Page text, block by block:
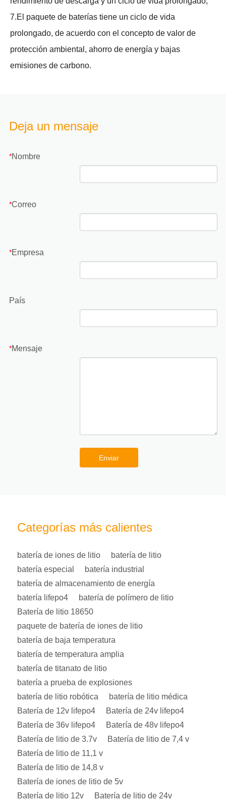
7.El paquete de baterías tiene un ciclo de vida
prolongado, de acuerdo con el concepto de valor de
protección ambiental, ahorro de energía y bajas
emisiones de carbono.
Deja un mensaje
*Nombre
*Correo
*Empresa
País
*Mensaje
Enviar
Categorías más calientes
batería de iones de litio
batería de litio
batería especial
batería industrial
batería de almacenamiento de energía
batería lifepo4
batería de polímero de litio
Batería de litio 18650
paquete de batería de iones de litio
batería de baja temperatura
batería de temperatura amplia
batería de titanato de litio
batería a prueba de explosiones
batería de litio robótica
batería de litio médica
Batería de 12v lifepo4
Batería de 24v lifepo4
Batería de 36v lifepo4
Batería de 48v lifepo4
Batería de litio de 3.7v
Batería de litio de 7,4 v
Batería de litio de 11,1 v
Batería de litio de 14,8 v
Batería de iones de litio de 5v
Batería de litio 12v
Batería de litio de 24v